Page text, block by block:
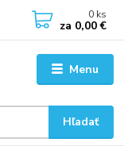
Menu
Hľadať
0 ks
za 0,00 €